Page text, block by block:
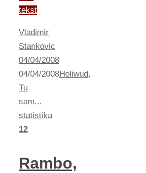
tekst
Vladimir
Stankovic
04/04/2008
04/04/2008Holiwud,
Tu
sam...
statistika
12
Rambo,